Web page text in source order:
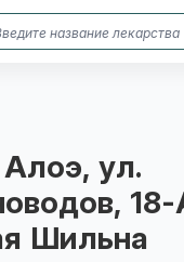
Алоэ, ул.
Шильна